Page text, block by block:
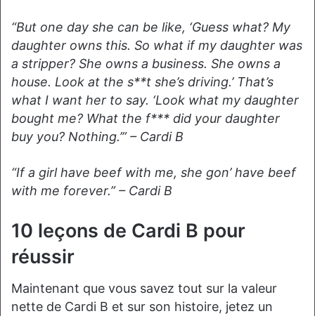
“But one day she can be like, ‘Guess what? My
daughter owns this. So what if my daughter was
a stripper? She owns a business. She owns a
house. Look at the s**t she’s driving.’ That’s
what I want her to say. ‘Look what my daughter
bought me? What the f*** did your daughter
buy you? Nothing.’” – Cardi B
“If a girl have beef with me, she gon’ have beef
with me forever.” – Cardi B
10 leçons de Cardi B pour
réussir
Maintenant que vous savez tout sur la valeur
nette de Cardi B et sur son histoire, jetez un